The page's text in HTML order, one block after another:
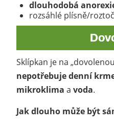
dlouhodobá
rozsáhlé plísně/
Sklípkan je na
nepotřebuje denní
mikroklima a voda.
Jak dlouho může být